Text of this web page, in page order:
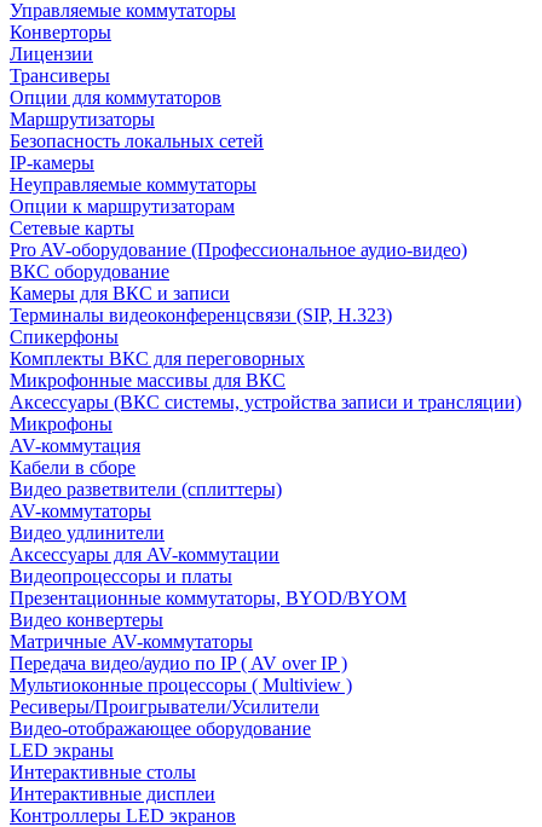
Управляемые коммутаторы
Конверторы
Лицензии
Трансиверы
Опции для коммутаторов
Маршрутизаторы
Безопасность локальных сетей
IP-камеры
Неуправляемые коммутаторы
Опции к маршрутизаторам
Сетевые карты
Pro AV-оборудование (Профессиональное аудио-видео)
ВКС оборудование
Камеры для ВКС и записи
Терминалы видеоконференцсвязи (SIP, H.323)
Спикерфоны
Комплекты ВКС для переговорных
Микрофонные массивы для ВКС
Аксессуары (ВКС системы, устройства записи и трансляции)
Микрофоны
AV-коммутация
Кабели в сборе
Видео разветвители (сплиттеры)
AV-коммутаторы
Видео удлинители
Аксессуары для AV-коммутации
Видеопроцессоры и платы
Презентационные коммутаторы, BYOD/BYOM
Видео конвертеры
Матричные AV-коммутаторы
Передача видео/аудио по IP ( AV over IP )
Мультиоконные процессоры ( Multiview )
Ресиверы/Проигрыватели/Усилители
Видео-отображающее оборудование
LED экраны
Интерактивные столы
Интерактивные дисплеи
Контроллеры LED экранов